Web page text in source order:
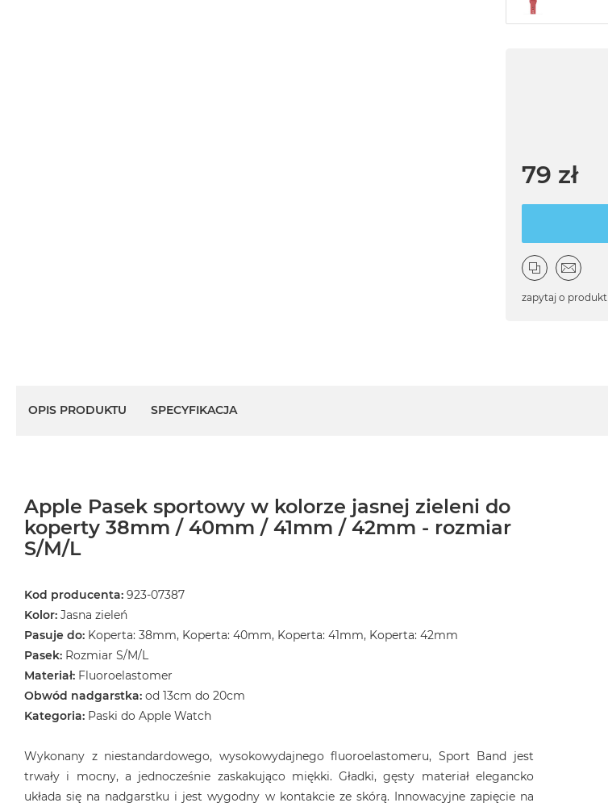
79 zł
zapytaj o produkt
OPIS PRODUKTU SPECYFIKACJA
Apple Pasek sportowy w kolorze jasnej zieleni do
koperty 38mm / 40mm / 41mm / 42mm - rozmiar
S/M/L
Kod producenta: 923-07387
Kolor: Jasna zieleń
Pasuje do: Koperta: 38mm, Koperta: 40mm, Koperta: 41mm, Koperta: 42mm
Pasek: Rozmiar S/M/L
Materiał: Fluoroelastomer
Obwód nadgarstka: od 13cm do 20cm
Kategoria: Paski do Apple Watch
Wykonany z niestandardowego, wysokowydajnego fluoroelastomeru, Sport Band jest
trwały i mocny, a jednocześnie zaskakująco miękki. Gładki, gęsty materiał elegancko
układa się na nadgarstku i jest wygodny w kontakcie ze skórą. Innowacyjne zapięcie na